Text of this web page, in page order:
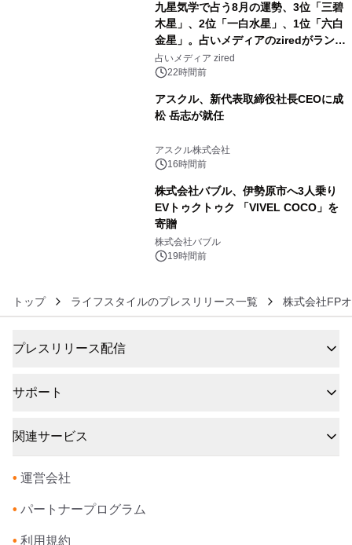
九星気学で占う8月の運勢、3位「三碧
木星」、2位「一白水星」、1位「六白
金星」。占いメディアのziredがランキ
ングを発表
占いメディア zired
22時間前
アスクル、新代表取締役社長CEOに成
松 岳志が就任
アスクル株式会社
16時間前
株式会社バブル、伊勢原市へ3人乗り
EVトゥクトゥク 「VIVEL COCO」を
寄贈
株式会社バブル
19時間前
トップ ライフスタイルのプレスリリース一覧 株式会社FP
プレスリリース配信
サポート
関連サービス
• 運営会社
• パートナープログラム
• 利用規約